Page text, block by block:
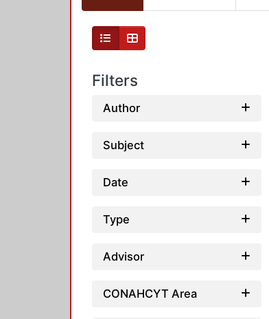
Filters
Author
Subject
Date
Type
Advisor
CONAHCYT Area